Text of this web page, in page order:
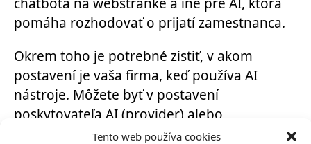
Tento web používa cookies
pomáha rozhodovať o prijatí zamestnanca.
Okrem toho je potrebné zistiť, v akom
postavení je vaša firma, keď používa AI
nástroje. Môžete byť v postavení
poskytovateľa AI (provider) alebo
nasadzujúceho subjektu (deployer),